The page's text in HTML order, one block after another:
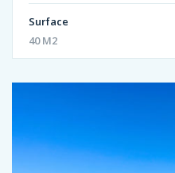
Surface
40 M2